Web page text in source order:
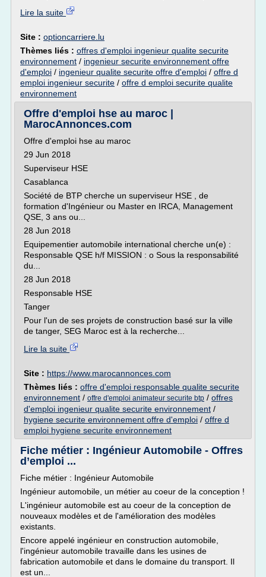
Lire la suite
Site : optioncarriere.lu
Thèmes liés : offres d'emploi ingenieur qualite securite
environnement / ingenieur securite environnement offre
d'emploi / ingenieur qualite securite offre d'emploi / offre d
emploi ingenieur securite / offre d emploi securite qualite
environnement
Offre d'emploi hse au maroc |
MarocAnnonces.com
Offre d'emploi hse au maroc
29 Jun 2018
Superviseur HSE
Casablanca
Société de BTP cherche un superviseur HSE , de
formation d'Ingénieur ou Master en IRCA, Management
QSE, 3 ans ou...
28 Jun 2018
Equipementier automobile international cherche un(e) :
Responsable QSE h/f MISSION : o Sous la responsabilité
du...
28 Jun 2018
Responsable HSE
Tanger
Pour l'un de ses projets de construction basé sur la ville
de tanger, SEG Maroc est à la recherche...
Lire la suite
Site : https://www.marocannonces.com
Thèmes liés : offre d'emploi responsable qualite securite
environnement / offre d'emploi animateur securite btp / offres
d'emploi ingenieur qualite securite environnement /
hygiene securite environnement offre d'emploi / offre d
emploi hygiene securite environnement
Fiche métier : Ingénieur Automobile - Offres
d’emploi ...
Fiche métier : Ingénieur Automobile
Ingénieur automobile, un métier au coeur de la conception !
L'ingénieur automobile est au coeur de la conception de
nouveaux modèles et de l'amélioration des modèles
existants.
Encore appelé ingénieur en construction automobile,
l'ingénieur automobile travaille dans les usines de
fabrication automobile et dans le domaine du transport. Il
est un...